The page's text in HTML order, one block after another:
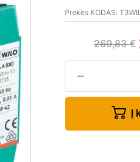
Prekės KODAS:
269,83€
Į